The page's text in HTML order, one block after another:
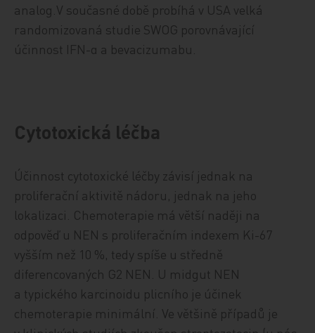
analog.V současné době probíhá v USA velká
randomizovaná studie SWOG porovnávající
účinnost IFN-α a bevacizumabu.
Cytotoxická léčba
Účinnost cytotoxické léčby závisí jednak na
proliferační aktivitě nádoru, jednak na jeho
lokalizaci. Chemoterapie má větší naději na
odpověď u NEN s proliferačním indexem Ki-67
vyšším než 10 %, tedy spíše u středně
diferencovaných G2 NEN. U midgut NEN
a typického karcinoidu plicního je účinek
chemoterapie minimální. Ve většině případů je